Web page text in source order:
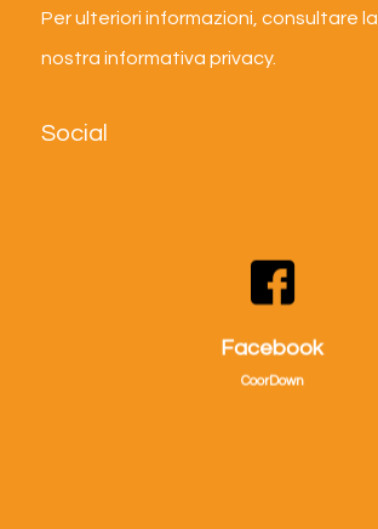
Per ulteriori informazioni, consultare la
nostra informativa privacy.
Social
Facebook
CoorDown